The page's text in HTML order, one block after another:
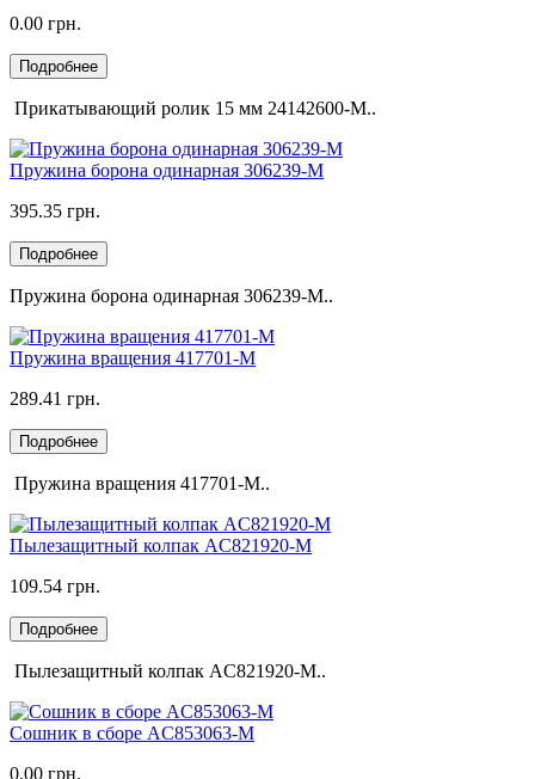
0.00 грн.
Подробнее
Прикатывающий ролик 15 мм 24142600-M..
Пружина борона одинарная 306239-M
395.35 грн.
Подробнее
Пружина борона одинарная 306239-M..
Пружина вращения 417701-M
289.41 грн.
Подробнее
Пружина вращения 417701-M..
Пылезащитный колпак AC821920-M
109.54 грн.
Подробнее
Пылезащитный колпак AC821920-M..
Сошник в сборе AC853063-M
0.00 грн.